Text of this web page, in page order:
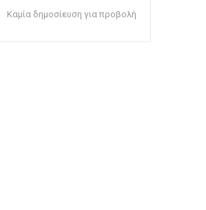
Καμία δημοσίευση για προβολή